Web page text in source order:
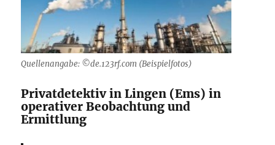
Quellenangabe: ©de.123rf.com (Beispielfotos)
Privatdetektiv in Lingen (Ems) in
operativer Beobachtung und
Ermittlung